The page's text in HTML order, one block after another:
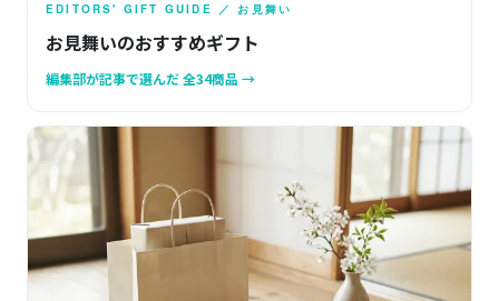
EDITORS' GIFT GUIDE ／ お見舞い
お見舞いのおすすめギフト
編集部が記事で選んだ 全34商品 →